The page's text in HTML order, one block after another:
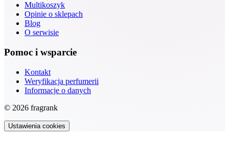
Multikoszyk
Opinie o sklepach
Blog
O serwisie
Pomoc i wsparcie
Kontakt
Weryfikacja perfumerii
Informacje o danych
© 2026 fragrank
Ustawienia cookies